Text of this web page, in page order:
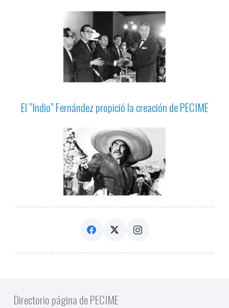
El ”Indio” Fernández propició la creación de PECIME
Directorio página de PECIME